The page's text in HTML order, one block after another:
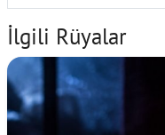
İlgili Rüyalar